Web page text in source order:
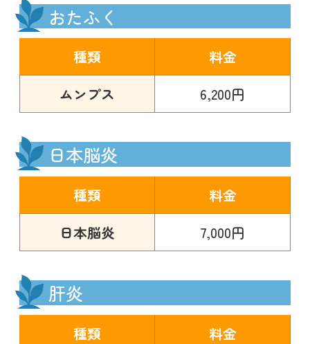
おたふく
種類
料金
ムンプス
6,200円
日本脳炎
種類
料金
日本脳炎
7,000円
肝炎
種類
料金